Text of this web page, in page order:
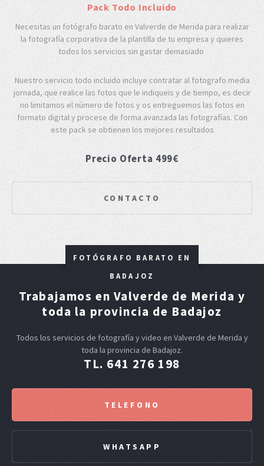
Pack Todo Incluido
Necesitas un fotógrafo barato en Valverde de Merida para realizar
la fotografía corporativa de la plantilla de tu empresa y quieres
todos los servicios sin gastar demasiado
Nuestro servicio todo incluido incluye contratar al fotografo media
jornada, que realice las fotos que le indiqueis y de tiempo, es decir
no limitamos el número de fotos y os entreguemos las fotos en
formato digital y procese de forma avanzada las fotografías. Con
este pack se obtienen los mejores resultados
Precio Oferta 499€
CONTACTO
FOTÓGRAFO BARATO EN
BADAJOZ
Trabajamos en Valverde de Merida y
toda la provincia de Badajoz
Todos los servicios de fotografía y video en Valverde de Merida y
toda la provincia de Badajoz.
TL. 641 276 198
TELEFONO
WHATSAPP